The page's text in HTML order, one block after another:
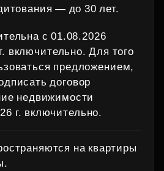
— до 30 лет.
с 01.08.2026
включительно. Для того
предложением,
договор
недвижимости
г. включительно.
на квартиры